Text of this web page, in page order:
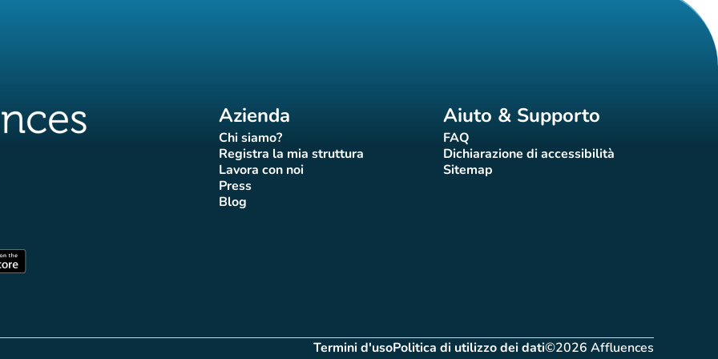
scheda)
Azienda
Chi siamo?(nuova scheda)
Registra la mia struttura
(nuova scheda)
Lavora con noi
(nuova scheda)
Press(nuova scheda)
Blog(nuova scheda)
Aiuto & Supporto
FAQ(nuova scheda)
Dichiarazione di accessibilità
(nuova scheda)
Sitemap(nuova scheda)
Termini d'uso(nuova scheda)
Politica di utilizzo dei dati
(nuova scheda)©2026 Affluences